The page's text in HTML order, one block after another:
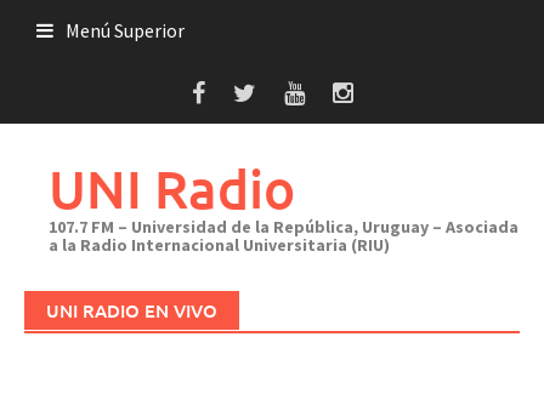
Menú Superior
UNI Radio
107.7 FM – Universidad de la República, Uruguay – Asociada
a la Radio Internacional Universitaria (RIU)
UNI RADIO EN VIVO